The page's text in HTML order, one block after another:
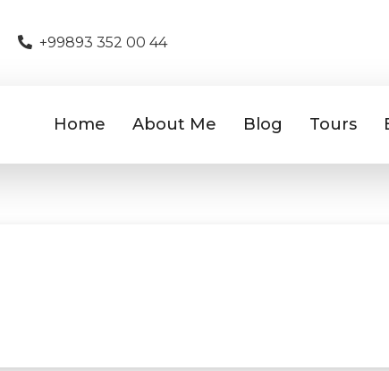
+99893 352 00 44
Home About Me Blog Tours